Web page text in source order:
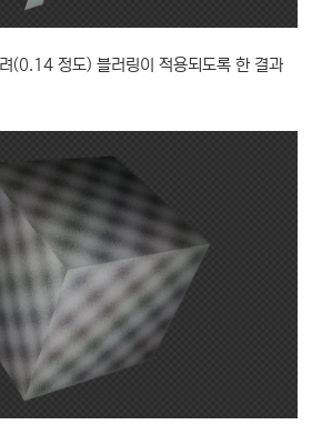
정도) 블러링이 적용되도록 한 결과